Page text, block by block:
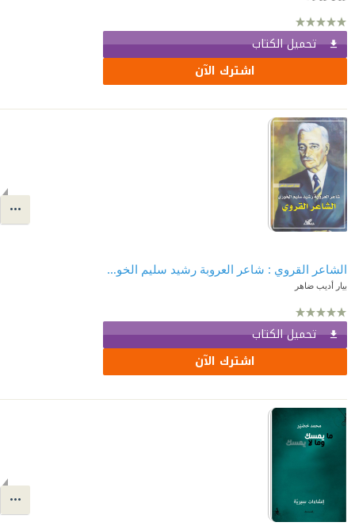
تحميل الكتاب
اشترك الآن
الشاعر القروي : شاعر العروبة رشيد سليم الخوري
بيار أديب ضاهر
تحميل الكتاب
اشترك الآن